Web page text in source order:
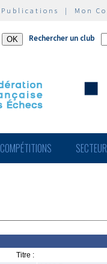
Publications | Mon
Rechercher un club
COMPÉTITIONS
Titre :